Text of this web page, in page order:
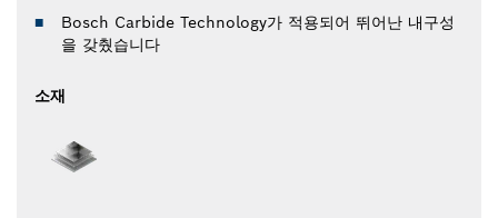
Bosch Carbide Technology가 적용되어 뛰어난 내구성
을 갖췄습니다
소재